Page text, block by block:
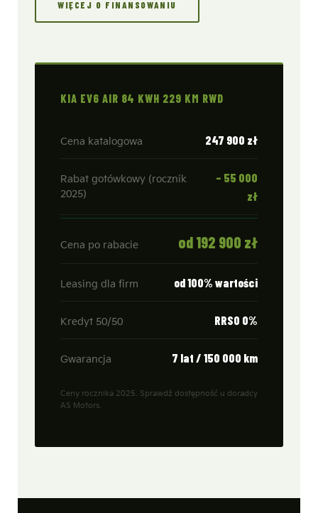
WIĘCEJ O FINANSOWANIU
KIA EV6 AIR 84 KWH 229 KM RWD
Cena katalogowa 247 900 zł
Rabat gotówkowy (rocznik
2025)
– 55 000
zł
Cena po rabacie od 192 900 zł
Leasing dla firm od 100% wartości
Kredyt 50/50 RRSO 0%
Gwarancja 7 lat / 150 000 km
Ceny rocznika 2025. Sprawdź dostępność u doradcy
AS Motors.